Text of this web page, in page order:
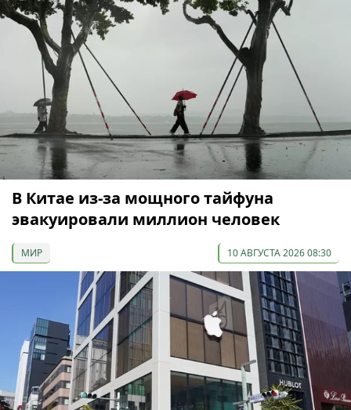
В Китае из-за мощного тайфуна
эвакуировали миллион человек
МИР 10 АВГУСТА 2026 08:30